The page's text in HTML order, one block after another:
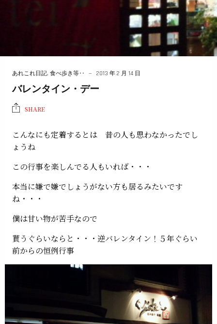
あれこれ日記, 食べ歩き等‥ 2013 年 2 月 14 日
バレンタイン・デー
SHARE
こんなにも定着するとは 昔の人も思わなかったでし
ょうね
この行事を楽しんでる人もいれば・・・
本当に嫌で嫌でしょうがない方も居るみたいです
ね・・・
僕は甘い物が苦手なので
貰うぐらいならと・・・逆バレンタイン！５年ぐらい
前からの恒例行事